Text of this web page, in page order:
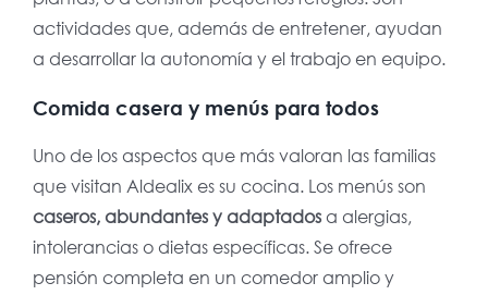
actividades que, además de entretener, ayudan
a desarrollar la autonomía y el trabajo en equipo.
Comida casera y menús para todos
Uno de los aspectos que más valoran las familias
que visitan Aldealix es su cocina. Los menús son
caseros, abundantes y adaptadosa alergias,
intolerancias o dietas específicas. Se ofrece
pensión completa en un comedor amplio y